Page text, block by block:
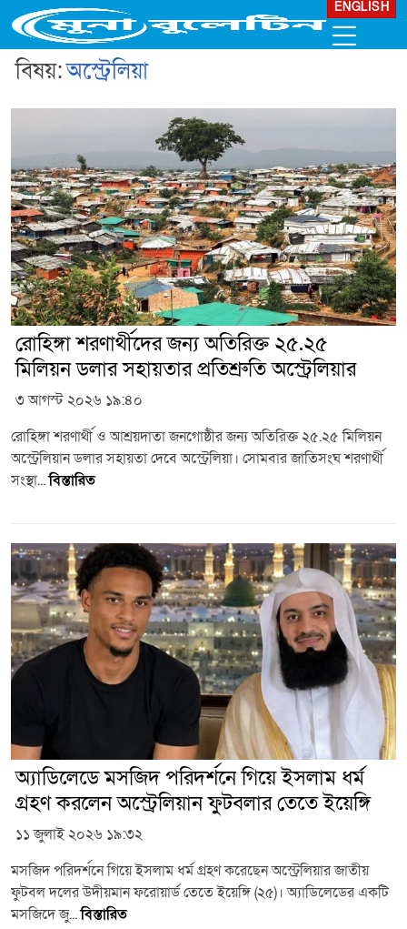
ENGLISH
বিষয়:অস্ট্রেলিয়া
রোহিঙ্গা শরণার্থীদের জন্য অতিরিক্ত ২৫.২৫
মিলিয়ন ডলার সহায়তার প্রতিশ্রুতি অস্ট্রেলিয়ার
৩ আগস্ট ২০২৬ ১৯:৪০
রোহিঙ্গা শরণার্থী ও আশ্রয়দাতা জনগোষ্ঠীর জন্য অতিরিক্ত ২৫.২৫ মিলিয়ন
অস্ট্রেলিয়ান ডলার সহায়তা দেবে অস্ট্রেলিয়া। সোমবার জাতিসংঘ শরণার্থী
সংস্থা...বিস্তারিত
অ্যাডিলেডে মসজিদ পরিদর্শনে গিয়ে ইসলাম ধর্ম
গ্রহণ করলেন অস্ট্রেলিয়ান ফুটবলার তেতে ইয়েঙ্গি
১১ জুলাই ২০২৬ ১৯:৩২
মসজিদ পরিদর্শনে গিয়ে ইসলাম ধর্ম গ্রহণ করেছেন অস্ট্রেলিয়ার জাতীয়
ফুটবল দলের উদীয়মান ফরোয়ার্ড তেতে ইয়েঙ্গি (২৫)। অ্যাডিলেডের একটি
মসজিদে জু...বিস্তারিত